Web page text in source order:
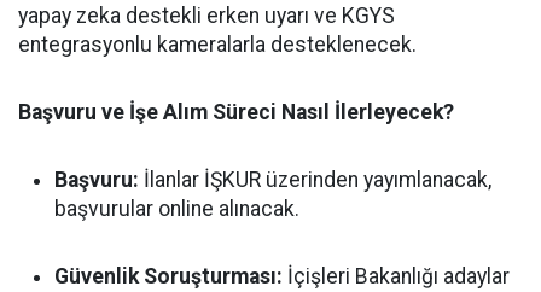
yapay zeka destekli erken uyarı ve KGYS
entegrasyonlu kameralarla desteklenecek.
Başvuru ve İşe Alım Süreci Nasıl İlerleyecek?
Başvuru: İlanlar İŞKUR üzerinden yayımlanacak,
başvurular online alınacak.
Güvenlik Soruşturması: İçişleri Bakanlığı adaylar